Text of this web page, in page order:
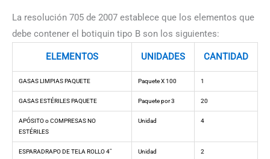
La resolución 705 de 2007 establece que los elementos que
debe contener el botiquin tipo B son los siguientes:
ELEMENTOS UNIDADES CANTIDAD
GASAS LIMPIAS PAQUETE Paquete X 100 1
GASAS ESTÉRILES PAQUETE Paquete por 3 20
APÓSITO o COMPRESAS NO
ESTÉRILES
Unidad 4
ESPARADRAPO DE TELA ROLLO 4″ Unidad 2